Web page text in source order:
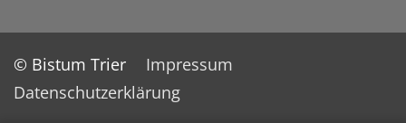
© Bistum Trier
Impressum
Datenschutzerklärung